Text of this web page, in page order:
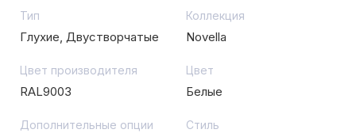
Тип
Глухие, Двустворчатые
Коллекция
Novella
Цвет производителя
RAL9003
Цвет
Белые
Дополнительные опции Стиль